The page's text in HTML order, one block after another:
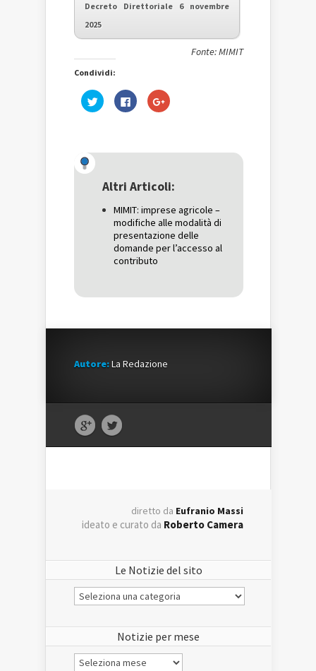
Decreto Direttoriale 6 novembre
2025
Fonte: MIMIT
Condividi:
Fai
clic
una
nuova
Fai
clic
nuova
finestra)
Fai
clic
una
nuova
Altri Articoli:
MIMIT: imprese agricole –
modifiche alle modalità di
presentazione delle
domande per l’accesso al
contributo
Autore:La Redazione
diretto da Eufranio Massi
ideato e curato da Roberto Camera
Le Notizie del sito
Le
Notizie
Notizie per mese
Notizie
per